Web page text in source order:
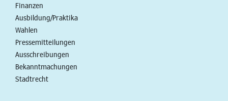
Finanzen
Ausbildung/Praktika
Wahlen
Pressemitteilungen
Ausschreibungen
Bekanntmachungen
Stadtrecht